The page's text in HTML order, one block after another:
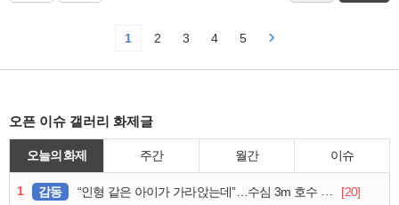
1 2 3 4 5
오픈 이슈 갤러리 화제글
오늘의 화제 주간 월간 이슈
1 감동 “인형 같은 아이가 가라앉는데”…수심 3m 호수 뛰어든 60대 의인
[20]